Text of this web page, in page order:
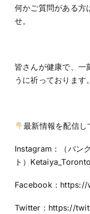
何かご質問がある方
せ。
皆さんが健康で、一
うに祈っております。
最新情報を配信し
Instagram：（バン
ト）Ketaiya_Toronto
Facebook： https://
Twitter：https://